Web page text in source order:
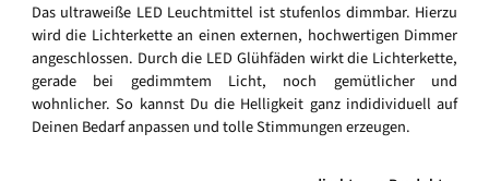
Das ultraweiße LED Leuchtmittel ist stufenlos dimmbar. Hierzu
wird die Lichterkette an einen externen, hochwertigen Dimmer
angeschlossen. Durch die LED Glühfäden wirkt die Lichterkette,
gerade bei gedimmtem Licht, noch gemütlicher und
wohnlicher. So kannst Du die Helligkeit ganz indidividuell auf
Deinen Bedarf anpassen und tolle Stimmungen erzeugen.